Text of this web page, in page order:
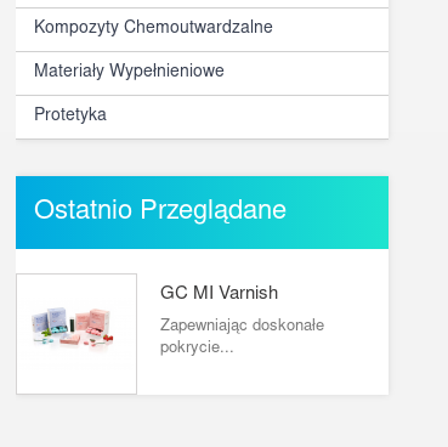
Kompozyty Chemoutwardzalne
Materiały Wypełnieniowe
Protetyka
Ostatnio Przeglądane
GC MI Varnish
Zapewniając doskonałe
pokrycie...